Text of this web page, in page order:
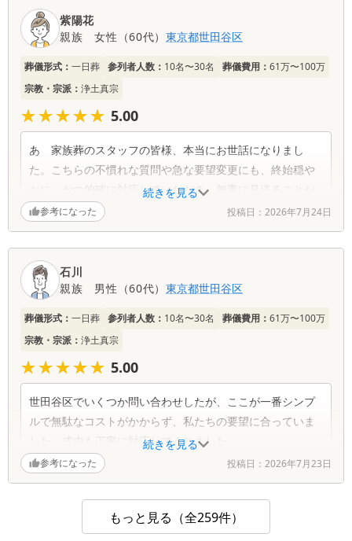
続きを見る
紫陽花
親族
女性 （60代）東京都世田谷区
葬儀形式： 一日葬 参列者人数： 10名〜30名 葬儀費用： 61万〜100万
宗教・宗派： 浄土真宗
★★★★★
★★★★★ 5.00
あゝ家族葬のスタッフの皆様、本当にお世話になりまし
た。こちらの不慣れな質問や急な要望変更にも、終始穏や
かに、かつ的確に対応していただき、無事に見送ることが
できました。ありがとうございました。
参考になった 投稿日： 2026年7月24日
続きを見る
石川
親族
男性 （60代）東京都世田谷区
葬儀形式： 一日葬 参列者人数： 10名〜30名 葬儀費用： 61万〜100万
宗教・宗派： 浄土真宗
★★★★★
★★★★★ 5.00
世田谷区でいくつか問い合わせしたが、ここが一番シンプ
ルで無駄なコストがかからず、私たちの要望に合っていま
した。式中も丁寧に対応してくれました。
参考になった 投稿日： 2026年7月23日
もっと見る（全259件）